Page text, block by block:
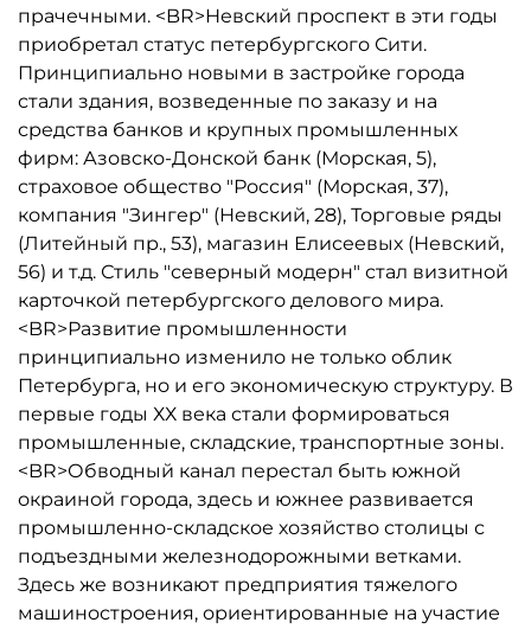
прачечными. <BR>Невский проспект в эти годы
приобретал статус петербургского Сити.
Принципиально новыми в застройке города
стали здания, возведенные по заказу и на
средства банков и крупных промышленных
фирм: Азовско-Донской банк (Морская, 5),
страховое общество "Россия" (Морская, 37),
компания "Зингер" (Невский, 28), Торговые ряды
(Литейный пр., 53), магазин Елисеевых (Невский,
56) и т.д. Стиль "северный модерн" стал визитной
карточкой петербургского делового мира.
<BR>Развитие промышленности
принципиально изменило не только облик
Петербурга, но и его экономическую структуру. В
первые годы ХХ века стали формироваться
промышленные, складские, транспортные зоны.
<BR>Обводный канал перестал быть южной
окраиной города, здесь и южнее развивается
промышленно-складское хозяйство столицы с
подъездными железнодорожными ветками.
Здесь же возникают предприятия тяжелого
машиностроения, ориентированные на участие